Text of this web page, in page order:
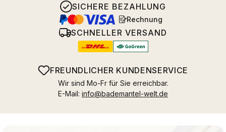
SICHERE BEZAHLUNG
Rechnung
SCHNELLER VERSAND
FREUNDLICHER KUNDENSERVICE
Wir sind Mo-Fr für Sie erreichbar.
E-Mail: info@bademantel-welt.de